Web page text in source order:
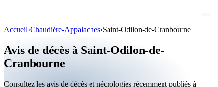
Personnalités publiques
Accueil›Chaudière-Appalaches›Saint-Odilon-de-Cranbourne
Avis de décès à Saint-Odilon-de-
Cranbourne
Consultez les avis de décès et nécrologies récemment publiés à